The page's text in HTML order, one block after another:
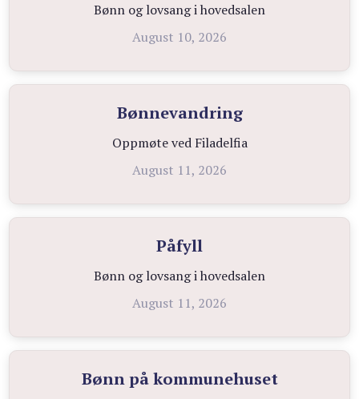
Bønn og lovsang i hovedsalen
August 10, 2026
Bønnevandring
Oppmøte ved Filadelfia
August 11, 2026
Påfyll
Bønn og lovsang i hovedsalen
August 11, 2026
Bønn på kommunehuset